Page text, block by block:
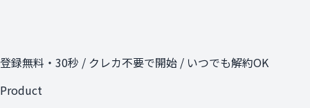
登録無料・30秒 / クレカ不要で開始 / いつでも解約OK
Product